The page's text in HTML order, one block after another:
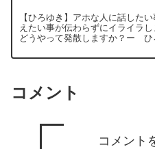
ドして
て頂
をよろ
【ひろゆき】アホな人に話した
えたい事が伝わらずにイライラし
どうやって発散しますか？ー ひ
コメント
コメント